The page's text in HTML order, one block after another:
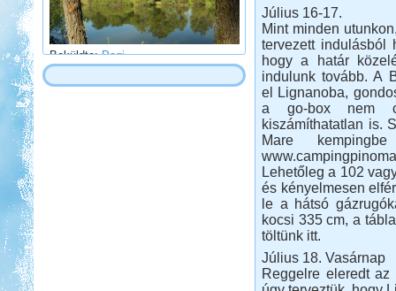
Beküldte:Pegi
...horgászatra és vadkempingre...
Július 16-17.
Mint minden
tervezett indulásból
hogy a határ
indulunk tovább. A
el Lignanoba,
a go-box nem
kiszámíthatatlan is.
Mare
Lehetőleg a 102
és kényelmesen
le a hátsó
kocsi 335 cm, a
töltünk itt.
Július 18. Vasárnap
Reggelre eleredt